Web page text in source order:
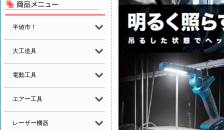
半値市！
大工道具
電動工具
エアー工具
レーザー機器